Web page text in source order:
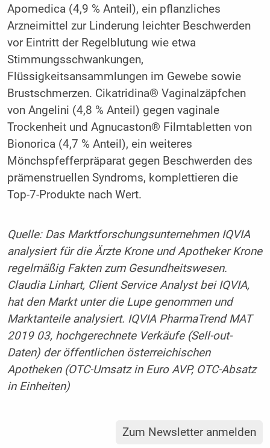
Apomedica (4,9 % Anteil), ein pflanzliches
Arzneimittel zur Linderung leichter Beschwerden
vor Eintritt der Regelblutung wie etwa
Stimmungsschwankungen,
Flüssigkeitsansammlungen im Gewebe sowie
Brustschmerzen. Cikatridina® Vaginalzäpfchen
von Angelini (4,8 % Anteil) gegen vaginale
Trockenheit und Agnucaston® Filmtabletten von
Bionorica (4,7 % Anteil), ein weiteres
Mönchspfefferpräparat gegen Beschwerden des
prämenstruellen Syndroms, komplettieren die
Top-7-Produkte nach Wert.
Quelle: Das Marktforschungsunternehmen IQVIA
analysiert für die Ärzte Krone und Apotheker Krone
regelmäßig Fakten zum Gesundheitswesen.
Claudia Linhart, Client Service Analyst bei IQVIA,
hat den Markt unter die Lupe genommen und
Marktanteile analysiert. IQVIA PharmaTrend MAT
2019 03, hochgerechnete Verkäufe (Sell-out-
Daten) der öffentlichen österreichischen
Apotheken (OTC-Umsatz in Euro AVP, OTC-Absatz
in Einheiten)
Zum Newsletter anmelden